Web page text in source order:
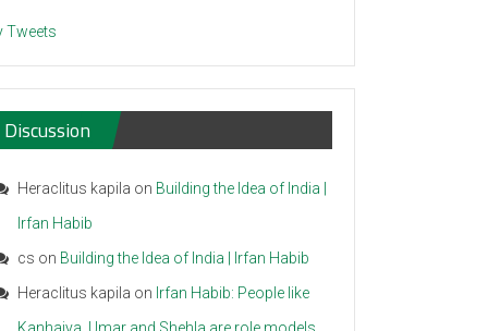
Tweets
Discussion
Heraclitus kapila on Building the Idea of India |
Irfan Habib
cs on Building the Idea of India | Irfan Habib
Heraclitus kapila on Irfan Habib: People like